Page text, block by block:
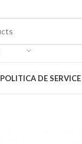
POLITICA DE